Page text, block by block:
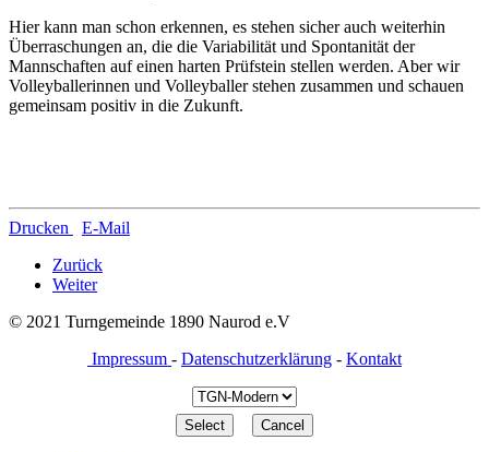
Hier kann man schon erkennen, es stehen sicher auch weiterhin
Überraschungen an, die die Variabilität und Spontanität der
Mannschaften auf einen harten Prüfstein stellen werden. Aber wir
Volleyballerinnen und Volleyballer stehen zusammen und schauen
gemeinsam positiv in die Zukunft.
Drucken
E-Mail
Zurück
Weiter
© 2021 Turngemeinde 1890 Naurod e.V
Impressum - Datenschutzerklärung - Kontakt